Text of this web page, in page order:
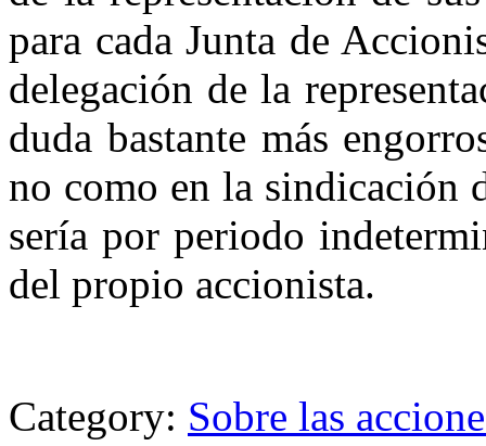
para cada Junta de
delegación de la
duda bastante más
no como en la sindicación
sería por periodo
del propio accionista.
Category: Sobre las